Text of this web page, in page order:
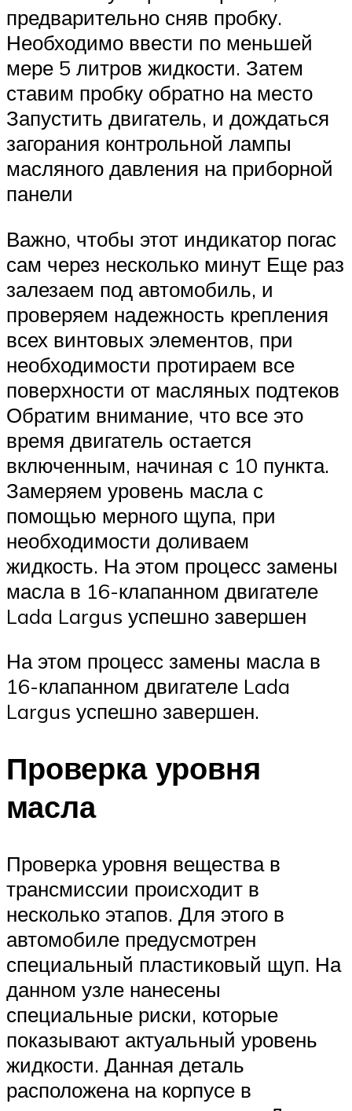
предварительно сняв пробку.
Необходимо ввести по меньшей
мере 5 литров жидкости. Затем
ставим пробку обратно на место
Запустить двигатель, и дождаться
загорания контрольной лампы
масляного давления на приборной
панели
Важно, чтобы этот индикатор погас
сам через несколько минут Еще раз
залезаем под автомобиль, и
проверяем надежность крепления
всех винтовых элементов, при
необходимости протираем все
поверхности от масляных подтеков
Обратим внимание, что все это
время двигатель остается
включенным, начиная с 10 пункта.
Замеряем уровень масла с
помощью мерного щупа, при
необходимости доливаем
жидкость. На этом процесс замены
масла в 16-клапанном двигателе
Lada Largus успешно завершен
На этом процесс замены масла в
16-клапанном двигателе Lada
Largus успешно завершен.
Проверка уровня
масла
Проверка уровня вещества в
трансмиссии происходит в
несколько этапов. Для этого в
автомобиле предусмотрен
специальный пластиковый щуп. На
данном узле нанесены
специальные риски, которые
показывают актуальный уровень
жидкости. Данная деталь
расположена на корпусе в